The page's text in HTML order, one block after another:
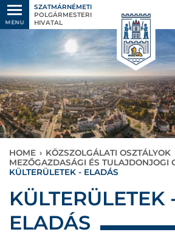
MENU
SZATMÁRNÉMETI
POLGÁRMESTERI
HIVATAL
HOME › KÖZSZOLGÁLATI OSZTÁLYOK
MEZŐGAZDASÁGI ÉS TULAJDONJOGI
KÜLTERÜLETEK - ELADÁS
KÜLTERÜLETEK
ELADÁS